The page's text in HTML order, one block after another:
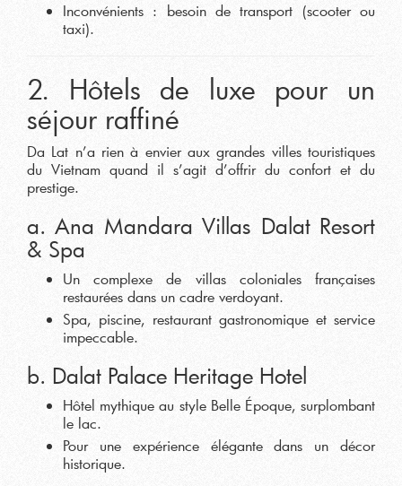
Inconvénients : besoin de transport (scooter ou
taxi).
2. Hôtels de luxe pour un
séjour raffiné
Da Lat n’a rien à envier aux grandes villes touristiques
du Vietnam quand il s’agit d’offrir du confort et du
prestige.
a. Ana Mandara Villas Dalat Resort
& Spa
Un complexe de villas coloniales françaises
restaurées dans un cadre verdoyant.
Spa, piscine, restaurant gastronomique et service
impeccable.
b. Dalat Palace Heritage Hotel
Hôtel mythique au style Belle Époque, surplombant
le lac.
Pour une expérience élégante dans un décor
historique.